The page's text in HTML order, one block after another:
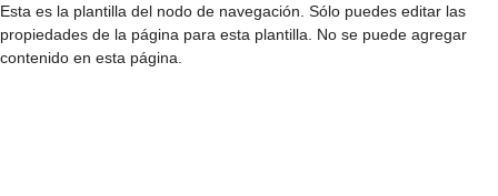
Esta es la plantilla del nodo de navegación. Sólo puedes editar las
propiedades de la página para esta plantilla. No se puede agregar
contenido en esta página.